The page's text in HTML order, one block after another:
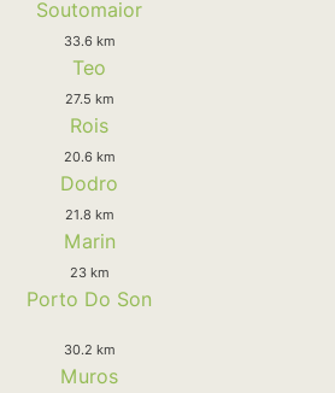
Soutomaior
33.6 km
Teo
27.5 km
Rois
20.6 km
Dodro
21.8 km
Marin
23 km
Porto Do Son
30.2 km
Muros